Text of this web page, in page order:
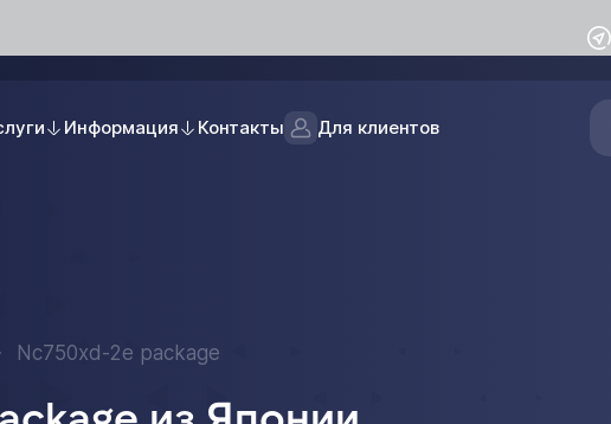
Информация Контакты Для клиентов
Nc750xd-2e package